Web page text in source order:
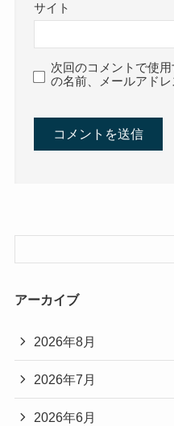
サイト
次回のコメントで使
の名前、メールアドレ
アーカイブ
2026年8月
2026年7月
2026年6月